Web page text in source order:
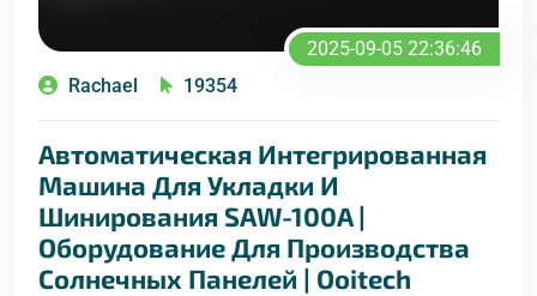
2025-09-05 22:36:46
Rachael
19354
Автоматическая Интегрированная
Машина Для Укладки И
Шинирования SAW-100A |
Оборудование Для Производства
Солнечных Панелей | Ooitech